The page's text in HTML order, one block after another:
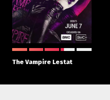
The Vampire Lestat